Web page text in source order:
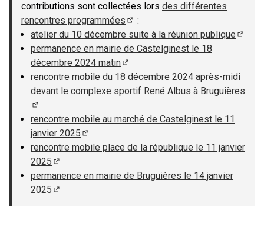
contributions sont collectées lors des différentes
rencontres programmées
(S'ouvre dans un nouvel onglet)
:
atelier du 10 décembre suite à la réunion publique
permanence en mairie de Castelginest le 18
décembre 2024 matin
(S'ouvre dans un nouvel onglet)
rencontre mobile du 18 décembre 2024 après-midi
devant le complexe sportif René Albus à Bruguières
(S'ouvre dans un nouvel onglet)
rencontre mobile au marché de Castelginest le 11
janvier 2025
(S'ouvre dans un nouvel onglet)
rencontre mobile place de la république le 11 janvier
2025
(S'ouvre dans un nouvel onglet)
permanence en mairie de Bruguières le 14 janvier
2025